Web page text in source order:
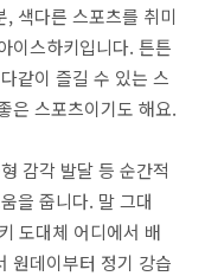
색다른 스포츠를 취미
이스하키입니다. 튼튼
같이 즐길 수 있는 스
은 스포츠이기도 해요.
감각 발달 등 순간적
을 줍니다. 말 그대
도대체 어디에서 배
원데이부터 정기 강습